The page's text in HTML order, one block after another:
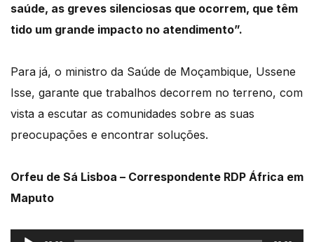
saúde, as greves silenciosas que ocorrem, que têm
tido um grande impacto no atendimento”.
Para já, o ministro da Saúde de Moçambique, Ussene
Isse, garante que trabalhos decorrem no terreno, com
vista a escutar as comunidades sobre as suas
preocupações e encontrar soluções.
Orfeu de Sá Lisboa – Correspondente RDP África em
Maputo
Reprodutor